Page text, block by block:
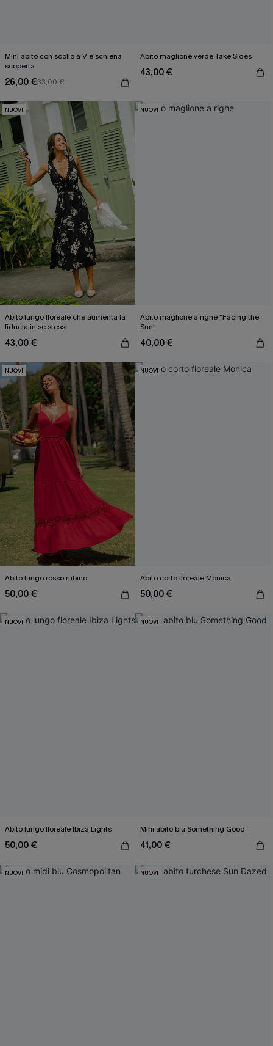
Mini abito con scollo a V e schiena
scoperta
26,00 €33,00 €
Abito maglione verde Take Sides
43,00 €
NUOVI
Abito lungo floreale che aumenta la
fiducia in se stessi
43,00 €
NUOVI
Abito maglione a righe "Facing the
Sun"
40,00 €
NUOVI
Abito lungo rosso rubino
50,00 €
NUOVI
Abito corto floreale Monica
50,00 €
NUOVI
Abito lungo floreale Ibiza Lights
50,00 €
NUOVI
Mini abito blu Something Good
41,00 €
NUOVI NUOVI